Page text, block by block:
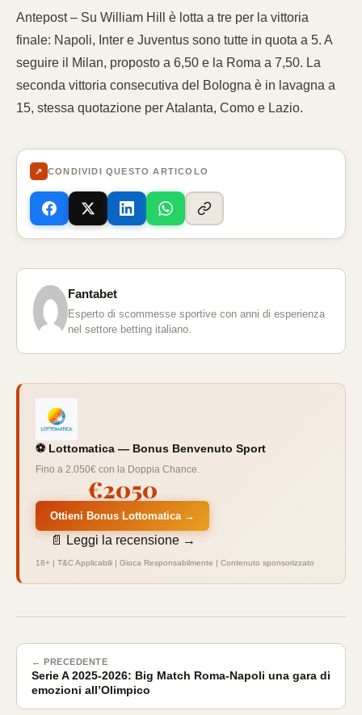
Antepost – Su William Hill è lotta a tre per la vittoria
finale: Napoli, Inter e Juventus sono tutte in quota a 5. A
seguire il Milan, proposto a 6,50 e la Roma a 7,50. La
seconda vittoria consecutiva del Bologna è in lavagna a
15, stessa quotazione per Atalanta, Como e Lazio.
↗ CONDIVIDI QUESTO ARTICOLO
Fantabet
Esperto di scommesse sportive con anni di esperienza
nel settore betting italiano.
⚽ Lottomatica — Bonus Benvenuto Sport
Fino a 2.050€ con la Doppia Chance.
€2050
Ottieni Bonus Lottomatica →
📄 Leggi la recensione →
18+ | T&C Applicabili | Gioca Responsabilmente | Contenuto sponsorizzato
← PRECEDENTE
Serie A 2025-2026: Big Match Roma-Napoli una gara di
emozioni all’Olimpico